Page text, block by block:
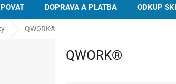
DOPRAVA A PLATBA ODKUP
QWORK®
QWORK®